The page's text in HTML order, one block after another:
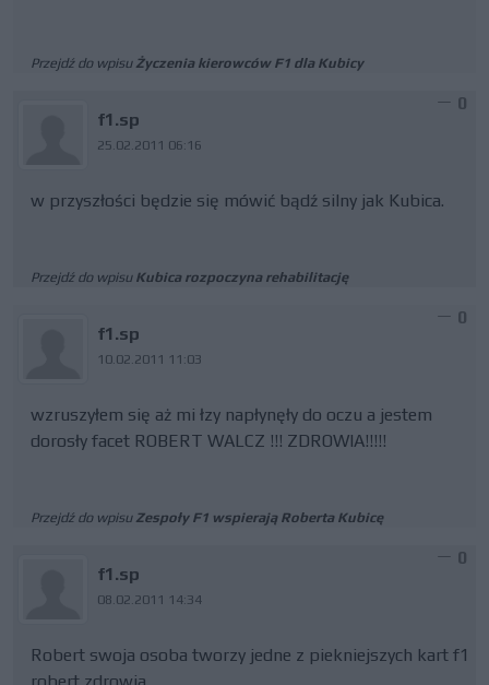
Przejdź do wpisu Życzenia kierowców F1 dla Kubicy
f1.sp
25.02.2011 06:16
0
w przyszłości będzie się mówić bądź silny jak Kubica.
Przejdź do wpisu Kubica rozpoczyna rehabilitację
f1.sp
10.02.2011 11:03
0
wzruszyłem się aż mi łzy napłynęły do oczu a jestem
dorosły facet ROBERT WALCZ !!! ZDROWIA!!!!!
Przejdź do wpisu Zespoły F1 wspierają Roberta Kubicę
f1.sp
08.02.2011 14:34
0
Robert swoja osoba tworzy jedne z piekniejszych kart f1